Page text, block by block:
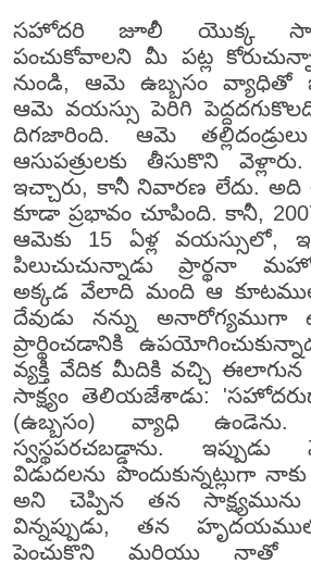
సహోదరి జూలీ యొక్క
పంచుకోవాలని మీ పట్ల
నుండి, ఆమె ఉబ్బసం వ్యాధితో
ఆమె వయస్సు పెరిగి
దిగజారింది. ఆమె
ఆసుపత్రులకు తీసుకొని
ఇచ్చారు, కానీ నివారణ లేదు.
కూడా ప్రభావం చూపింది. కానీ,
ఆమెకు 15 ఏళ్ల వయస్సులో,
పిలుచుచున్నాడు ప్రార్థనా
అక్కడ వేలాది మంది ఆ
దేవుడు నన్ను అనారోగ్యముగా
ప్రార్థించడానికి
వ్యక్తి వేదిక మీదికి వచ్చి ఈలాగున
సాక్ష్యం తెలియజేశాడు:
(ఉబ్బసం) వ్యాధి ఉండెను.
స్వస్థపరచబడ్డాను.
విడుదలను పొందుకున్నట్లుగా
అని చెప్పిన తన
విన్నప్పుడు, తన
పెంచుకొని మరియు నాతో